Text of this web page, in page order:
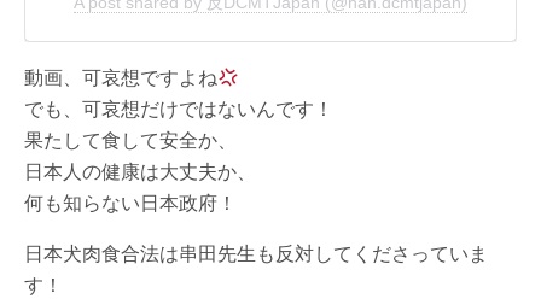
動画、可哀想ですよね
でも、可哀想だけではないんです！
果たして食して安全か、
日本人の健康は大丈夫か、
何も知らない日本政府！
日本犬肉食合法は串田先生も反対してくださっていま
す！